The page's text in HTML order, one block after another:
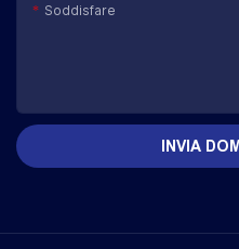
Soddisfare
INVIA